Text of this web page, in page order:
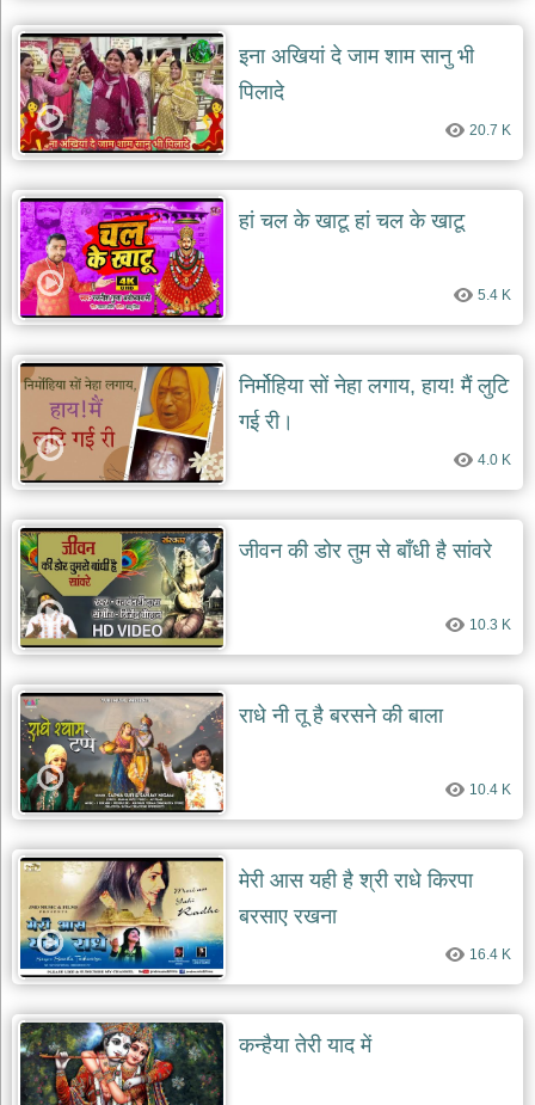
इना अखियां दे जाम शाम सानु भी
पिलादे
20.7 K
हां चल के खाटू हां चल के खाटू
5.4 K
निर्मोहिया सों नेहा लगाय, हाय! मैं लुटि
गई री।
4.0 K
जीवन की डोर तुम से बाँधी है सांवरे
10.3 K
राधे नी तू है बरसने की बाला
10.4 K
मेरी आस यही है श्री राधे किरपा
बरसाए रखना
16.4 K
कन्हैया तेरी याद में